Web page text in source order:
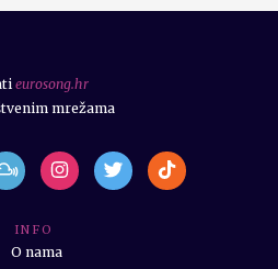
I N F O
O nama
eurosong.hr
mrežama